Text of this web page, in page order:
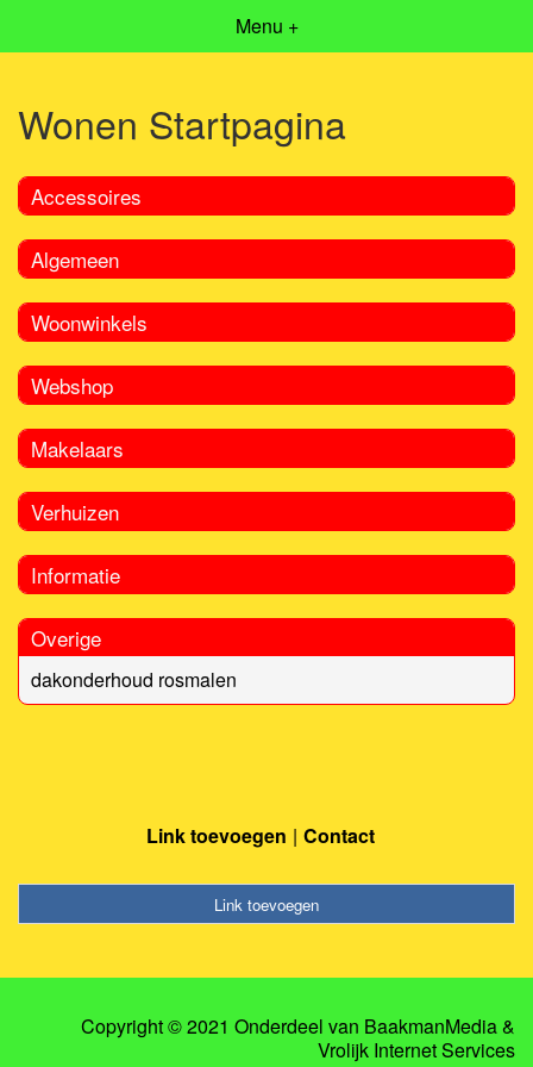
Menu +
Wonen Startpagina
Accessoires
Algemeen
Woonwinkels
Webshop
Makelaars
Verhuizen
Informatie
Overige
dakonderhoud rosmalen
Link toevoegen Contact
Link toevoegen
Copyright © 2021 Onderdeel van BaakmanMedia&
Vrolijk Internet Services